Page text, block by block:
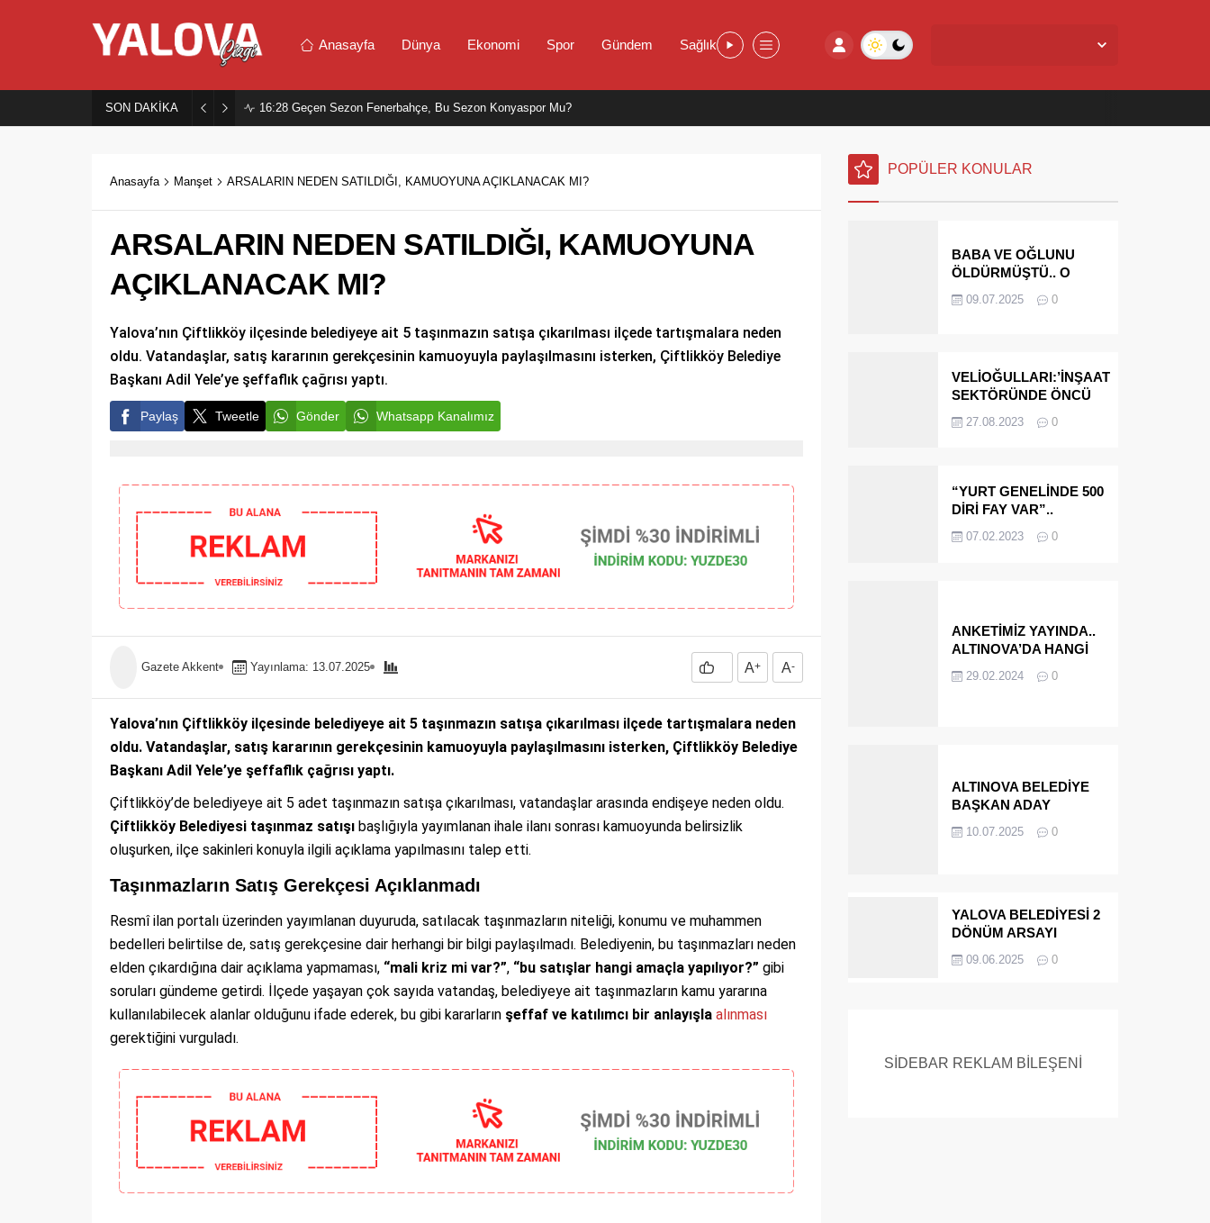
Anasayfa Dünya Ekonomi Spor Gündem Sağlık
SON DAKİKA 16:28 Geçen Sezon Fenerbahçe, Bu Sezon Konyaspor Mu?
Anasayfa Manşet ARSALARIN NEDEN SATILDIĞI, KAMUOYUNA AÇIKLANACAK MI?
ARSALARIN NEDEN SATILDIĞI, KAMUOYUNA
AÇIKLANACAK MI?
Yalova’nın Çiftlikköy ilçesinde belediyeye ait 5 taşınmazın satışa çıkarılması ilçede tartışmalara neden
oldu. Vatandaşlar, satış kararının gerekçesinin kamuoyuyla paylaşılmasını isterken, Çiftlikköy Belediye
Başkanı Adil Yele’ye şeffaflık çağrısı yaptı.
Paylaş Tweetle Gönder Whatsapp Kanalımız
Gazete Akkent Yayınlama: 13.07.2025 A+ A-
Yalova’nın Çiftlikköy ilçesinde belediyeye ait 5 taşınmazın satışa çıkarılması ilçede tartışmalara neden
oldu. Vatandaşlar, satış kararının gerekçesinin kamuoyuyla paylaşılmasını isterken, Çiftlikköy Belediye
Başkanı Adil Yele’ye şeffaflık çağrısı yaptı.
Çiftlikköy’de belediyeye ait 5 adet taşınmazın satışa çıkarılması, vatandaşlar arasında endişeye neden oldu.
Çiftlikköy Belediyesi taşınmaz satışı başlığıyla yayımlanan ihale ilanı sonrası kamuoyunda belirsizlik
oluşurken, ilçe sakinleri konuyla ilgili açıklama yapılmasını talep etti.
Taşınmazların Satış Gerekçesi Açıklanmadı
Resmî ilan portalı üzerinden yayımlanan duyuruda, satılacak taşınmazların niteliği, konumu ve muhammen
bedelleri belirtilse de, satış gerekçesine dair herhangi bir bilgi paylaşılmadı. Belediyenin, bu taşınmazları neden
elden çıkardığına dair açıklama yapmaması, “mali kriz mi var?”, “bu satışlar hangi amaçla yapılıyor?” gibi
soruları gündeme getirdi. İlçede yaşayan çok sayıda vatandaş, belediyeye ait taşınmazların kamu yararına
kullanılabilecek alanlar olduğunu ifade ederek, bu gibi kararların şeffaf ve katılımcı bir anlayışla alınması
gerektiğini vurguladı.
POPÜLER KONULAR
BABA VE OĞLUNU
ÖLDÜRMÜŞTÜ.. O
MİRASÇILARI
09.07.2025 0
VELİOĞULLARI:’İNŞAAT
SEKTÖRÜNDE ÖNCÜ
EDECEĞİZ’
27.08.2023 0
“YURT GENELİNDE 500
DİRİ FAY VAR”..
ÇINARCIK..
07.02.2023 0
ANKETİMİZ YAYINDA..
ALTINOVA’DA HANGİ
BAŞKANI OLARAK
29.02.2024 0
ALTINOVA BELEDİYE
BAŞKAN ADAY
MÜEBBET ALDI FİRAR
10.07.2025 0
YALOVA BELEDİYESİ 2
DÖNÜM ARSAYI
09.06.2025 0
SİDEBAR REKLAM BİLEŞENİ